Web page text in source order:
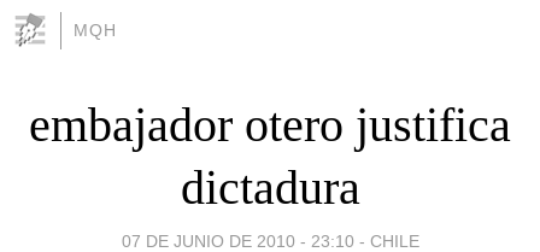
MQH
embajador otero justifica
dictadura
07 DE JUNIO DE 2010 - 23:10 - CHILE